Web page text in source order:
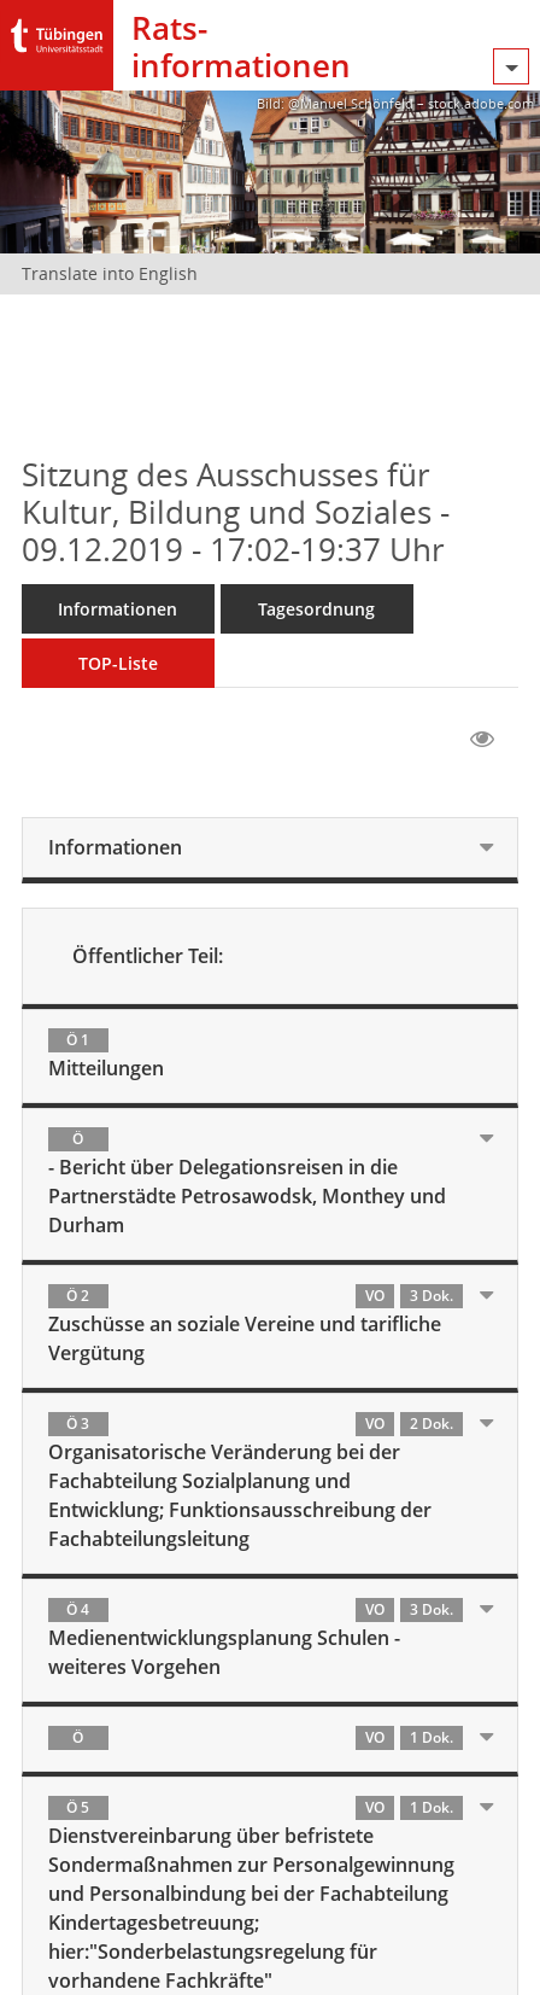
Rats­
informationen
Bild: @Manuel Schönfeld – stock.adobe.com
Translate into English
Sitzung des Ausschusses für
Kultur, Bildung und Soziales -
09.12.2019 - 17:02-19:37 Uhr
Informationen Tagesordnung
TOP-Liste
Informationen
Öffentlicher Teil:
Ö 1
Mitteilungen
Ö
- Bericht über Delegationsreisen in die
Partnerstädte Petrosawodsk, Monthey und
Durham
Ö 2 VO 3 Dok.
Zuschüsse an soziale Vereine und tarifliche
Vergütung
Ö 3 VO 2 Dok.
Organisatorische Veränderung bei der
Fachabteilung Sozialplanung und
Entwicklung; Funktionsausschreibung der
Fachabteilungsleitung
Ö 4 VO 3 Dok.
Medienentwicklungsplanung Schulen -
weiteres Vorgehen
Ö VO 1 Dok.
Ö 5 VO 1 Dok.
Dienstvereinbarung über befristete
Sondermaßnahmen zur Personalgewinnung
und Personalbindung bei der Fachabteilung
Kindertagesbetreuung;
hier:"Sonderbelastungsregelung für
vorhandene Fachkräfte"